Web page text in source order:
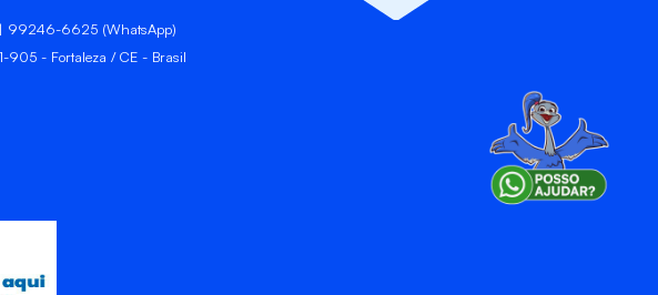
99246-6625 (WhatsApp)
905 - Fortaleza / CE - Brasil